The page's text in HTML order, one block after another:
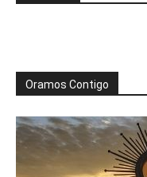
Oramos Contigo